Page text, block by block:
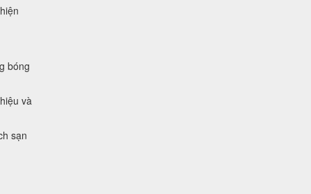
bóng
và
sạn